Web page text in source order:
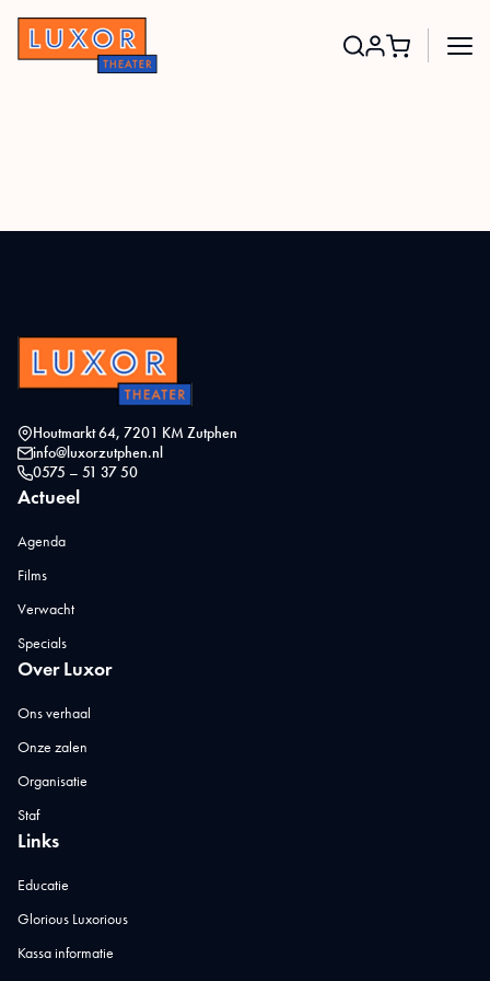
Houtmarkt 64, 7201 KM Zutphen
info@luxorzutphen.nl
0575 – 51 37 50
Actueel
Agenda
Films
Verwacht
Specials
Over Luxor
Ons verhaal
Onze zalen
Organisatie
Staf
Links
Educatie
Glorious Luxorious
Kassa informatie